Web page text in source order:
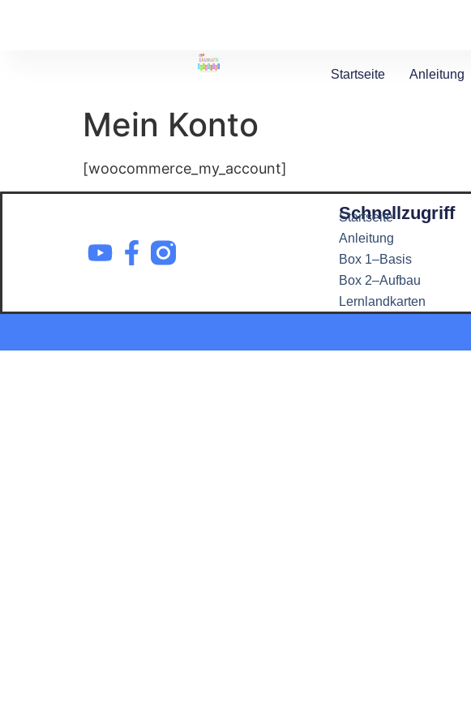
Startseite Anleitung
Mein Konto
[woocommerce_my_account]
Schnellzugriff
Startseite
Anleitung
Box 1–Basis
Box 2–Aufbau
Lernlandkarten